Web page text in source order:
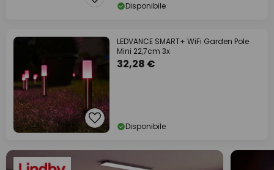
Disponibile
LEDVANCE SMART+ WiFi Garden Pole
Mini 22,7cm 3x
32,28 €
Disponibile